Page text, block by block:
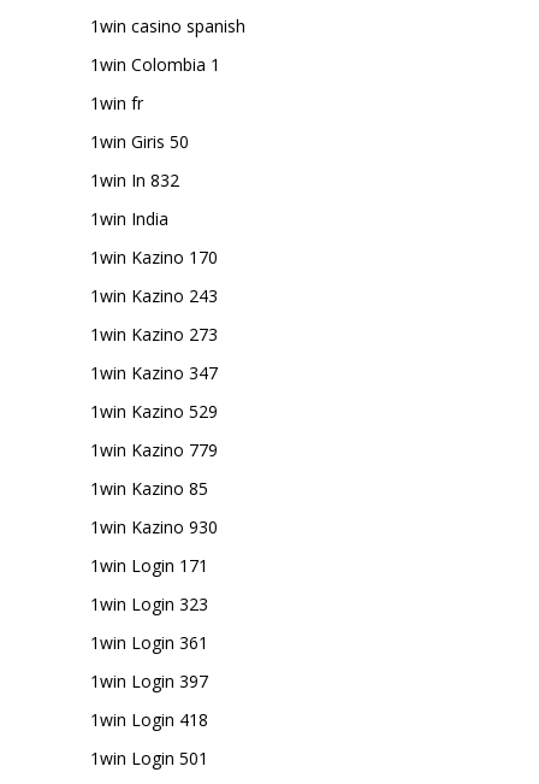
1win casino spanish
1win Colombia 1
1win fr
1win Giris 50
1win In 832
1win India
1win Kazino 170
1win Kazino 243
1win Kazino 273
1win Kazino 347
1win Kazino 529
1win Kazino 779
1win Kazino 85
1win Kazino 930
1win Login 171
1win Login 323
1win Login 361
1win Login 397
1win Login 418
1win Login 501